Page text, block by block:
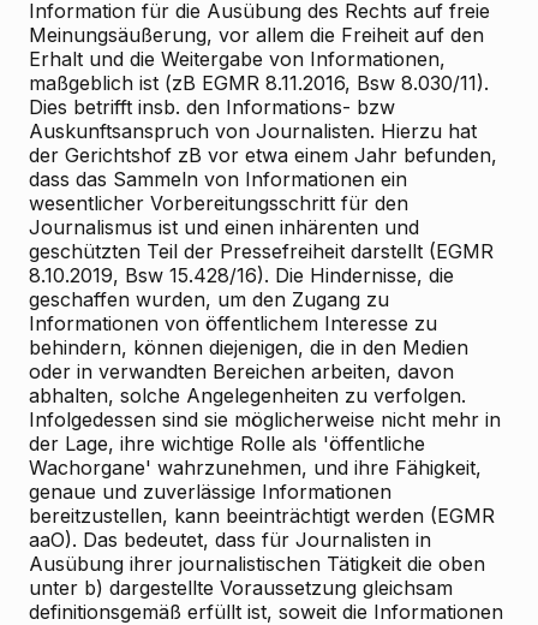
Information für die Ausübung des Rechts auf freie
Meinungsäußerung, vor allem die Freiheit auf den
Erhalt und die Weitergabe von Informationen,
maßgeblich ist (zB EGMR 8.11.2016, Bsw 8.030/11).
Dies betrifft insb. den Informations- bzw
Auskunftsanspruch von Journalisten. Hierzu hat
der Gerichtshof zB vor etwa einem Jahr befunden,
dass das Sammeln von Informationen ein
wesentlicher Vorbereitungsschritt für den
Journalismus ist und einen inhärenten und
geschützten Teil der Pressefreiheit darstellt (EGMR
8.10.2019, Bsw 15.428/16). Die Hindernisse, die
geschaffen wurden, um den Zugang zu
Informationen von öffentlichem Interesse zu
behindern, können diejenigen, die in den Medien
oder in verwandten Bereichen arbeiten, davon
abhalten, solche Angelegenheiten zu verfolgen.
Infolgedessen sind sie möglicherweise nicht mehr in
der Lage, ihre wichtige Rolle als 'öffentliche
Wachorgane' wahrzunehmen, und ihre Fähigkeit,
genaue und zuverlässige Informationen
bereitzustellen, kann beeinträchtigt werden (EGMR
aaO). Das bedeutet, dass für Journalisten in
Ausübung ihrer journalistischen Tätigkeit die oben
unter b) dargestellte Voraussetzung gleichsam
definitionsgemäß erfüllt ist, soweit die Informationen